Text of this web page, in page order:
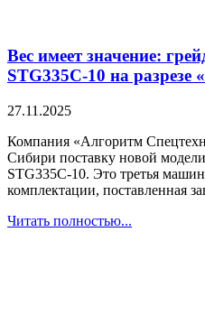
Вес имеет значение:
STG335C-10 на разрезе
27.11.2025
Компания «Алгоритм
Сибири поставку новой
STG335C-10. Это третья
комплектации, поставленная
Читать полностью...